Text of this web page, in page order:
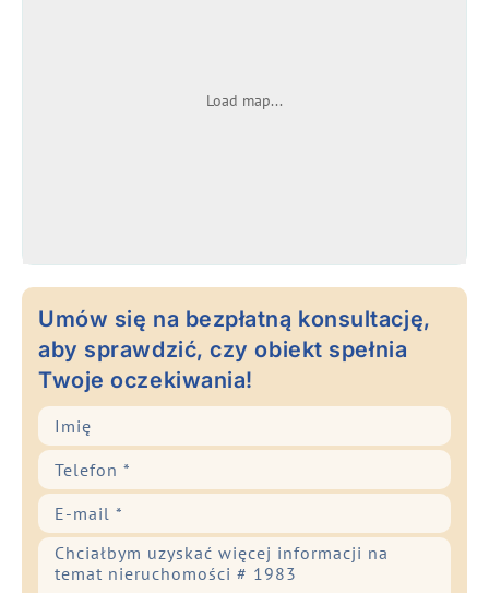
Load map...
Umów się na bezpłatną konsultację,
aby sprawdzić, czy obiekt spełnia
Twoje oczekiwania!